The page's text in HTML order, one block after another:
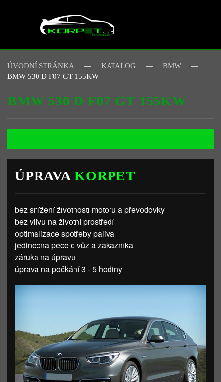
Skip to main content
ÚVODNÍ STRÁNKA KATALOG
BMW
BMW 530 D F07 GT 155KW
BMW 530 D F07 GT 155KW
ÚPRAVAKORPET
bez snížení životnosti motoru a převodovky
bez vlivu na životní prostředí
optimalizace spotřeby paliva
jedinečná péče o vůz a zákazníka
záruka na úpravu
úprava na počkání 3 - 5 hodiny